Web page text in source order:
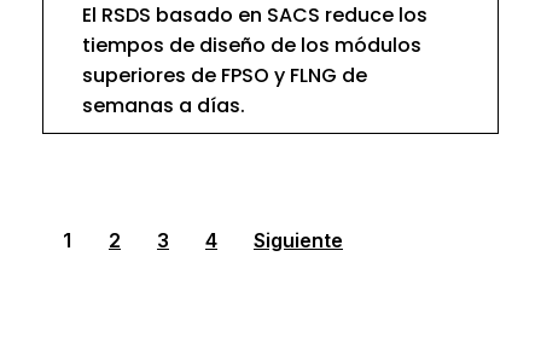
El RSDS basado en SACS reduce los
tiempos de diseño de los módulos
superiores de FPSO y FLNG de
semanas a días.
1 2 3 4 Siguiente